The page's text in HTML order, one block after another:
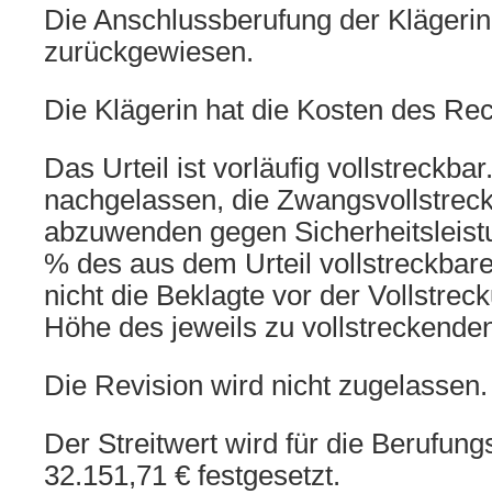
Die Anschlussberufung der
zurückgewiesen.
Die Klägerin hat die Kosten des
Das Urteil ist vorläufig
nachgelassen, die
abzuwenden gegen
% des aus dem Urteil
nicht die Beklagte vor der
Höhe des jeweils zu
Die Revision wird nicht zugelassen.
Der Streitwert wird für die
32.151,71 € festgesetzt.